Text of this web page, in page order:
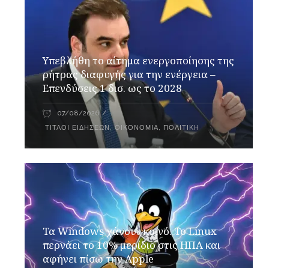
Υπεβλήθη το αίτημα ενεργοποίησης της
ρήτρας διαφυγής για την ενέργεια –
Επενδύσεις 1 δισ. ως το 2028
07/08/2026
ΤΊΤΛΟΙ ΕΙΔΉΣΕΩΝ,ΟΙΚΟΝΟΜΊΑ, ΠΟΛΙΤΙΚΉ
Τα Windows χάνουν κοινό. Το Linux
περνάει το 10% μερίδιο στις ΗΠΑ και
αφήνει πίσω την Apple